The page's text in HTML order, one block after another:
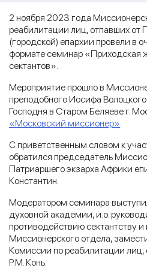
2 ноября 2023 года
реабилитации лиц, отпавших от
(городской) епархии провели в
формате семинар «Приходская
сектантов».
Мероприятие прошло в
преподобного Иосифа
Господня в Старом Беляеве г.
«Московский миссионер»
С приветственным словом к
обратился председатель
Патриаршего экзарха Африки
Константин.
Модератором семинара
духовной академии, и.о.
противодействию сектантству и
Миссионерского отдела,
Комиссии по реабилитации лиц,
Р.М. Конь.